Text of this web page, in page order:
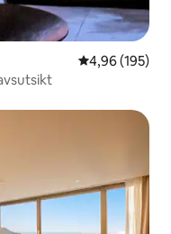
4,96 av 5 i
4,96 (195)